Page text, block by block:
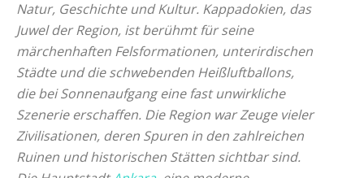
Natur, Geschichte und Kultur. Kappadokien, das
Juwel der Region, ist berühmt für seine
märchenhaften Felsformationen, unterirdischen
Städte und die schwebenden Heißluftballons,
die bei Sonnenaufgang eine fast unwirkliche
Szenerie erschaffen. Die Region war Zeuge vieler
Zivilisationen, deren Spuren in den zahlreichen
Ruinen und historischen Stätten sichtbar sind.